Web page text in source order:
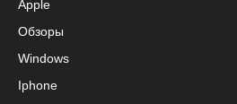
Apple
Обзоры
Windows
Iphone